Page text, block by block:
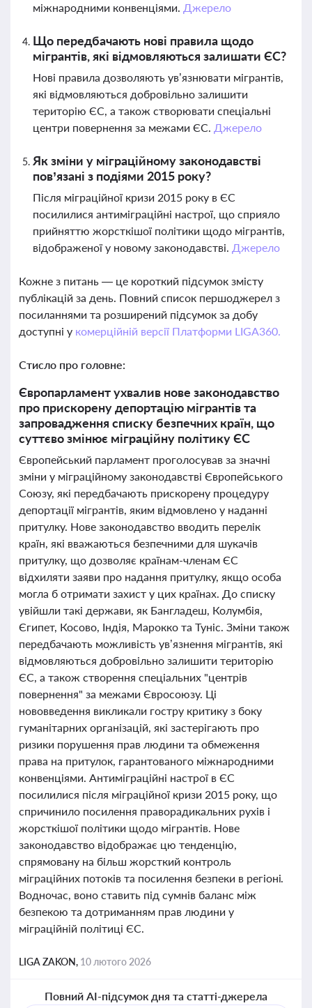
міжнародними конвенціями. Джерело
Що передбачають нові правила щодо
мігрантів, які відмовляються залишати ЄС?
Нові правила дозволяють ув’язнювати мігрантів,
які відмовляються добровільно залишити
територію ЄС, а також створювати спеціальні
центри повернення за межами ЄС. Джерело
Як зміни у міграційному законодавстві
пов’язані з подіями 2015 року?
Після міграційної кризи 2015 року в ЄС
посилилися антиміграційні настрої, що сприяло
прийняттю жорсткішої політики щодо мігрантів,
відображеної у новому законодавстві. Джерело
Кожне з питань — це короткий підсумок змісту
публікацій за день. Повний список першоджерел з
посиланнями та розширений підсумок за добу
доступні у комерційній версії Платформи LIGA360.
Стисло про головне:
Європарламент ухвалив нове законодавство
про прискорену депортацію мігрантів та
запровадження списку безпечних країн, що
суттєво змінює міграційну політику ЄС
Європейський парламент проголосував за значні
зміни у міграційному законодавстві Європейського
Союзу, які передбачають прискорену процедуру
депортації мігрантів, яким відмовлено у наданні
притулку. Нове законодавство вводить перелік
країн, які вважаються безпечними для шукачів
притулку, що дозволяє країнам-членам ЄС
відхиляти заяви про надання притулку, якщо особа
могла б отримати захист у цих країнах. До списку
увійшли такі держави, як Бангладеш, Колумбія,
Єгипет, Косово, Індія, Марокко та Туніс. Зміни також
передбачають можливість ув’язнення мігрантів, які
відмовляються добровільно залишити територію
ЄС, а також створення спеціальних "центрів
повернення" за межами Євросоюзу. Ці
нововведення викликали гостру критику з боку
гуманітарних організацій, які застерігають про
ризики порушення прав людини та обмеження
права на притулок, гарантованого міжнародними
конвенціями. Антиміграційні настрої в ЄС
посилилися після міграційної кризи 2015 року, що
спричинило посилення праворадикальних рухів і
жорсткішої політики щодо мігрантів. Нове
законодавство відображає цю тенденцію,
спрямовану на більш жорсткий контроль
міграційних потоків та посилення безпеки в регіоні.
Водночас, воно ставить під сумнів баланс між
безпекою та дотриманням прав людини у
міграційній політиці ЄС.
LIGA ZAKON, 10 лютого 2026
Повний AI-підсумок дня та статті-джерела